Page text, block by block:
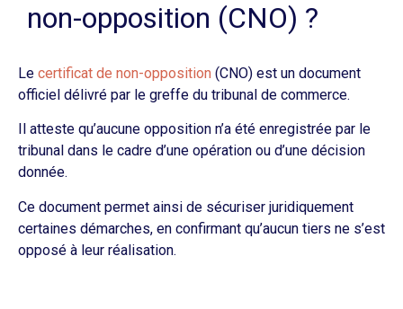
non-opposition (CNO) ?
Le certificat de non-opposition (CNO) est un document
officiel délivré par le greffe du tribunal de commerce.
Il atteste qu’aucune opposition n’a été enregistrée par le
tribunal dans le cadre d’une opération ou d’une décision
donnée.
Ce document permet ainsi de sécuriser juridiquement
certaines démarches, en confirmant qu’aucun tiers ne s’est
opposé à leur réalisation.